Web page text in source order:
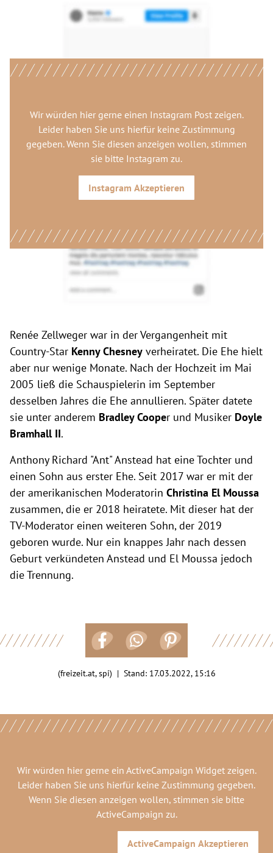
Wir würden hier gerne einen Instagram Postzeigen.
Leider haben Sie uns hierfür keine Zustimmung
gegeben. Wenn Sie diesen anzeigen wollen, stimmen
sie bitte Instagram zu.
Instagram Akzeptieren
Renée Zellweger war in der Vergangenheit mit
Country-Star Kenny Chesney verheiratet. Die Ehe hielt
aber nur wenige Monate. Nach der Hochzeit im Mai
2005 ließ die Schauspielerin im September
desselben Jahres die Ehe annullieren. Später datete
sie unter anderem Bradley Cooper und Musiker Doyle
Bramhall II.
Anthony Richard "Ant" Anstead hat eine Tochter und
einen Sohn aus erster Ehe. Seit 2017 war er mit der
der amerikanischen Moderatorin Christina El Moussa
zusammen, die er 2018 heiratete. Mit dieser hat der
TV-Moderator einen weiteren Sohn, der 2019
geboren wurde. Nur ein knappes Jahr nach dessen
Geburt verkündeten Anstead und El Moussa jedoch
die Trennung.
(freizeit.at, spi) | Stand: 17.03.2022, 15:16
Wir würden hier gerne ein ActiveCampaign Widgetzeigen.
Leider haben Sie uns hierfür keine Zustimmung gegeben.
Wenn Sie diesen anzeigen wollen, stimmen sie bitte
ActiveCampaign zu.
ActiveCampaign Akzeptieren